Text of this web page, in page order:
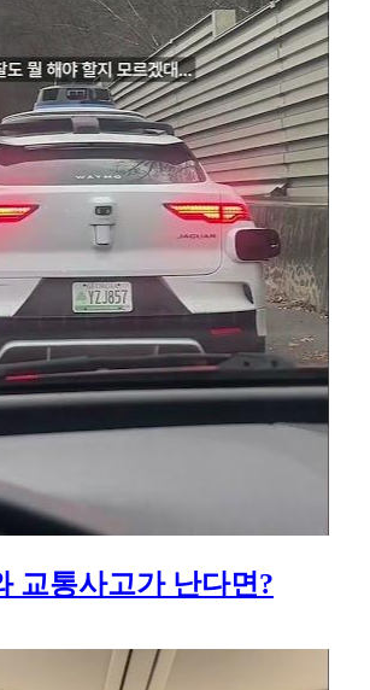
교통사고가 난다면?